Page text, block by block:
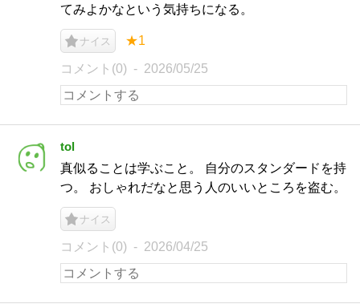
てみよかなという気持ちになる。
ナイス ★1
コメント(0) 2026/05/25
tol
真似ることは学ぶこと。 自分のスタンダードを持
つ。 おしゃれだなと思う人のいいところを盗む。
ナイス
コメント(0) 2026/04/25